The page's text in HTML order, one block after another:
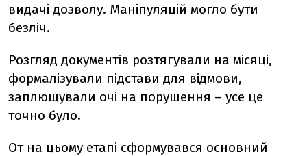
видачі дозволу. Маніпуляцій могло бути
безліч.
Розгляд документів розтягували на місяці,
формалізували підстави для відмови,
заплющували очі на порушення – усе це
точно було.
От на цьому етапі сформувався основний